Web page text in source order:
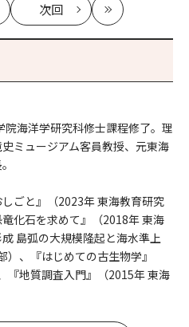
次回
記
最
新
海洋学研究科修士課程修了。理
ミュージアム客員教授、元東海
ごと』（2023年 東海教育研究
化石を求めて』（2018年 東海
島弧の大規模隆起と海水準上
、『はじめての古生物学』
『地質調査入門』（2015年 東海